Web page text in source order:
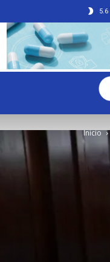
5.6
Inicio